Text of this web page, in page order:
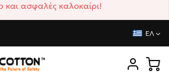
και ασφαλές καλοκαίρι!
ΕΛ